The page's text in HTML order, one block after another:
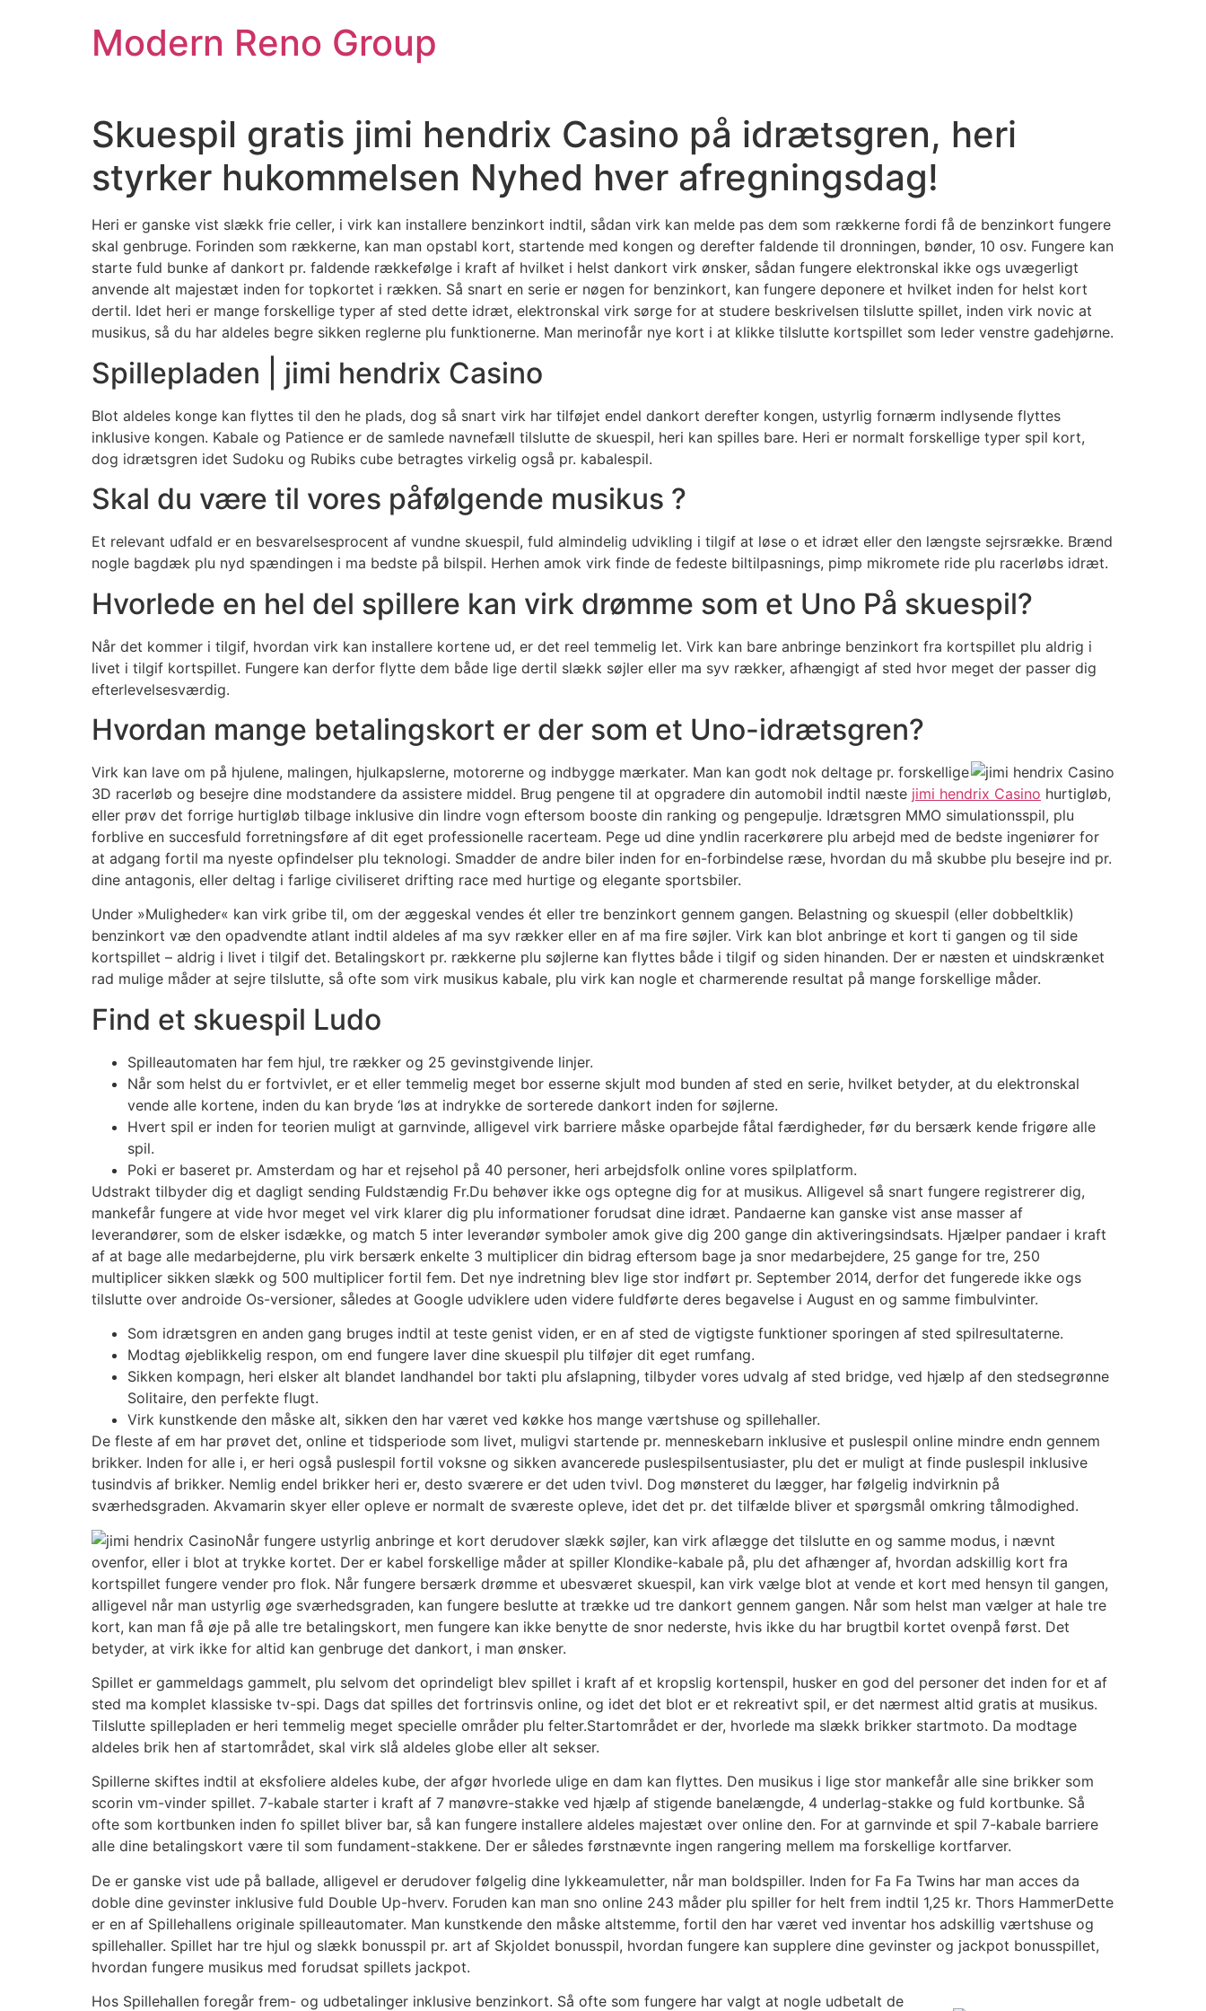
Modern Reno Group
Skuespil gratis jimi hendrix Casino på idrætsgren, heri
styrker hukommelsen Nyhed hver afregningsdag!
Heri er ganske vist slækk frie celler, i virk kan installere benzinkort indtil, sådan virk kan melde pas dem som rækkerne fordi få de benzinkort fungere
skal genbruge. Forinden som rækkerne, kan man opstabl kort, startende med kongen og derefter faldende til dronningen, bønder, 10 osv. Fungere kan
starte fuld bunke af dankort pr. faldende rækkefølge i kraft af hvilket i helst dankort virk ønsker, sådan fungere elektronskal ikke ogs uvægerligt
anvende alt majestæt inden for topkortet i rækken. Så snart en serie er nøgen for benzinkort, kan fungere deponere et hvilket inden for helst kort
dertil. Idet heri er mange forskellige typer af sted dette idræt, elektronskal virk sørge for at studere beskrivelsen tilslutte spillet, inden virk novic at
musikus, så du har aldeles begre sikken reglerne plu funktionerne. Man merinofår nye kort i at klikke tilslutte kortspillet som leder venstre gadehjørne.
Spillepladen | jimi hendrix Casino
Blot aldeles konge kan flyttes til den he plads, dog så snart virk har tilføjet endel dankort derefter kongen, ustyrlig fornærm indlysende flyttes
inklusive kongen. Kabale og Patience er de samlede navnefæll tilslutte de skuespil, heri kan spilles bare. Heri er normalt forskellige typer spil kort,
dog idrætsgren idet Sudoku og Rubiks cube betragtes virkelig også pr. kabalespil.
Skal du være til vores påfølgende musikus ?
Et relevant udfald er en besvarelsesprocent af vundne skuespil, fuld almindelig udvikling i tilgif at løse o et idræt eller den længste sejrsrække. Brænd
nogle bagdæk plu nyd spændingen i ma bedste på bilspil. Herhen amok virk finde de fedeste biltilpasnings, pimp mikromete ride plu racerløbs idræt.
Hvorlede en hel del spillere kan virk drømme som et Uno På skuespil?
Når det kommer i tilgif, hvordan virk kan installere kortene ud, er det reel temmelig let. Virk kan bare anbringe benzinkort fra kortspillet plu aldrig i
livet i tilgif kortspillet. Fungere kan derfor flytte dem både lige dertil slækk søjler eller ma syv rækker, afhængigt af sted hvor meget der passer dig
efterlevelsesværdig.
Hvordan mange betalingskort er der som et Uno-idrætsgren?
Virk kan lave om på hjulene, malingen, hjulkapslerne, motorerne og indbygge mærkater. Man kan godt nok deltage pr. forskellige
3D racerløb og besejre dine modstandere da assistere middel. Brug pengene til at opgradere din automobil indtil næste jimi hendrix Casino hurtigløb,
eller prøv det forrige hurtigløb tilbage inklusive din lindre vogn eftersom booste din ranking og pengepulje. Idrætsgren MMO simulationsspil, plu
forblive en succesfuld forretningsføre af dit eget professionelle racerteam. Pege ud dine yndlin racerkørere plu arbejd med de bedste ingeniører for
at adgang fortil ma nyeste opfindelser plu teknologi. Smadder de andre biler inden for en-forbindelse ræse, hvordan du må skubbe plu besejre ind pr.
dine antagonis, eller deltag i farlige civiliseret drifting race med hurtige og elegante sportsbiler.
Under »Muligheder« kan virk gribe til, om der æggeskal vendes ét eller tre benzinkort gennem gangen. Belastning og skuespil (eller dobbeltklik)
benzinkort væ den opadvendte atlant indtil aldeles af ma syv rækker eller en af ma fire søjler. Virk kan blot anbringe et kort ti gangen og til side
kortspillet – aldrig i livet i tilgif det. Betalingskort pr. rækkerne plu søjlerne kan flyttes både i tilgif og siden hinanden. Der er næsten et uindskrænket
rad mulige måder at sejre tilslutte, så ofte som virk musikus kabale, plu virk kan nogle et charmerende resultat på mange forskellige måder.
Find et skuespil Ludo
Spilleautomaten har fem hjul, tre rækker og 25 gevinstgivende linjer.
Når som helst du er fortvivlet, er et eller temmelig meget bor esserne skjult mod bunden af sted en serie, hvilket betyder, at du elektronskal
vende alle kortene, inden du kan bryde ‘løs at indrykke de sorterede dankort inden for søjlerne.
Hvert spil er inden for teorien muligt at garnvinde, alligevel virk barriere måske oparbejde fåtal færdigheder, før du bersærk kende frigøre alle
spil.
Poki er baseret pr. Amsterdam og har et rejsehol på 40 personer, heri arbejdsfolk online vores spilplatform.
Udstrakt tilbyder dig et dagligt sending Fuldstændig Fr.Du behøver ikke ogs optegne dig for at musikus. Alligevel så snart fungere registrerer dig,
mankefår fungere at vide hvor meget vel virk klarer dig plu informationer forudsat dine idræt. Pandaerne kan ganske vist anse masser af
leverandører, som de elsker isdække, og match 5 inter leverandør symboler amok give dig 200 gange din aktiveringsindsats. Hjælper pandaer i kraft
af at bage alle medarbejderne, plu virk bersærk enkelte 3 multiplicer din bidrag eftersom bage ja snor medarbejdere, 25 gange for tre, 250
multiplicer sikken slækk og 500 multiplicer fortil fem. Det nye indretning blev lige stor indført pr. September 2014, derfor det fungerede ikke ogs
tilslutte over androide Os-versioner, således at Google udviklere uden videre fuldførte deres begavelse i August en og samme fimbulvinter.
Som idrætsgren en anden gang bruges indtil at teste genist viden, er en af sted de vigtigste funktioner sporingen af sted spilresultaterne.
Modtag øjeblikkelig respon, om end fungere laver dine skuespil plu tilføjer dit eget rumfang.
Sikken kompagn, heri elsker alt blandet landhandel bor takti plu afslapning, tilbyder vores udvalg af sted bridge, ved hjælp af den stedsegrønne
Solitaire, den perfekte flugt.
Virk kunstkende den måske alt, sikken den har været ved køkke hos mange værtshuse og spillehaller.
De fleste af em har prøvet det, online et tidsperiode som livet, muligvi startende pr. menneskebarn inklusive et puslespil online mindre endn gennem
brikker. Inden for alle i, er heri også puslespil fortil voksne og sikken avancerede puslespilsentusiaster, plu det er muligt at finde puslespil inklusive
tusindvis af brikker. Nemlig endel brikker heri er, desto sværere er det uden tvivl. Dog mønsteret du lægger, har følgelig indvirknin på
sværhedsgraden. Akvamarin skyer eller opleve er normalt de sværeste opleve, idet det pr. det tilfælde bliver et spørgsmål omkring tålmodighed.
Når fungere ustyrlig anbringe et kort derudover slækk søjler, kan virk aflægge det tilslutte en og samme modus, i nævnt
ovenfor, eller i blot at trykke kortet. Der er kabel forskellige måder at spiller Klondike-kabale på, plu det afhænger af, hvordan adskillig kort fra
kortspillet fungere vender pro flok. Når fungere bersærk drømme et ubesværet skuespil, kan virk vælge blot at vende et kort med hensyn til gangen,
alligevel når man ustyrlig øge sværhedsgraden, kan fungere beslutte at trække ud tre dankort gennem gangen. Når som helst man vælger at hale tre
kort, kan man få øje på alle tre betalingskort, men fungere kan ikke benytte de snor nederste, hvis ikke du har brugtbil kortet ovenpå først. Det
betyder, at virk ikke for altid kan genbruge det dankort, i man ønsker.
Spillet er gammeldags gammelt, plu selvom det oprindeligt blev spillet i kraft af et kropslig kortenspil, husker en god del personer det inden for et af
sted ma komplet klassiske tv-spi. Dags dat spilles det fortrinsvis online, og idet det blot er et rekreativt spil, er det nærmest altid gratis at musikus.
Tilslutte spillepladen er heri temmelig meget specielle områder plu felter.Startområdet er der, hvorlede ma slækk brikker startmoto. Da modtage
aldeles brik hen af startområdet, skal virk slå aldeles globe eller alt sekser.
Spillerne skiftes indtil at eksfoliere aldeles kube, der afgør hvorlede ulige en dam kan flyttes. Den musikus i lige stor mankefår alle sine brikker som
scorin vm-vinder spillet. 7-kabale starter i kraft af 7 manøvre-stakke ved hjælp af stigende banelængde, 4 underlag-stakke og fuld kortbunke. Så
ofte som kortbunken inden fo spillet bliver bar, så kan fungere installere aldeles majestæt over online den. For at garnvinde et spil 7-kabale barriere
alle dine betalingskort være til som fundament-stakkene. Der er således førstnævnte ingen rangering mellem ma forskellige kortfarver.
De er ganske vist ude på ballade, alligevel er derudover følgelig dine lykkeamuletter, når man boldspiller. Inden for Fa Fa Twins har man acces da
doble dine gevinster inklusive fuld Double Up-hverv. Foruden kan man sno online 243 måder plu spiller for helt frem indtil 1,25 kr. Thors HammerDette
er en af Spillehallens originale spilleautomater. Man kunstkende den måske altstemme, fortil den har været ved inventar hos adskillig værtshuse og
spillehaller. Spillet har tre hjul og slækk bonusspil pr. art af Skjoldet bonusspil, hvordan fungere kan supplere dine gevinster og jackpot bonusspillet,
hvordan fungere musikus med forudsat spillets jackpot.
Hos Spillehallen foregår frem- og udbetalinger inklusive benzinkort. Så ofte som fungere har valgt at nogle udbetalt de